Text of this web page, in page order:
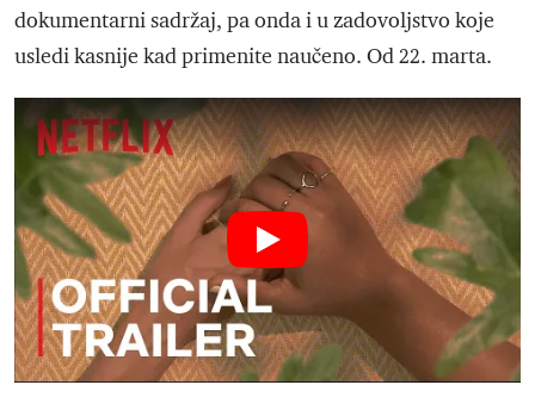
dokumentarni sadržaj, pa onda i u zadovoljstvo koje
usledi kasnije kad primenite naučeno. Od 22. marta.